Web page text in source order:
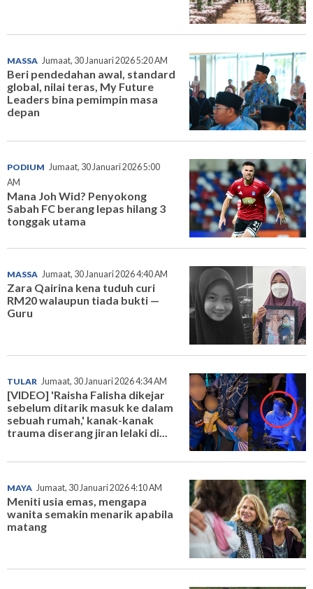
MASSA Jumaat, 30 Januari 2026 5:20 AM
Beri pendedahan awal, standard
global, nilai teras, My Future
Leaders bina pemimpin masa
depan
PODIUM Jumaat, 30 Januari 2026 5:00
AM
Mana Joh Wid? Penyokong
Sabah FC berang lepas hilang 3
tonggak utama
MASSA Jumaat, 30 Januari 2026 4:40 AM
Zara Qairina kena tuduh curi
RM20 walaupun tiada bukti —
Guru
TULAR Jumaat, 30 Januari 2026 4:34 AM
[VIDEO] 'Raisha Falisha dikejar
sebelum ditarik masuk ke dalam
sebuah rumah,' kanak-kanak
trauma diserang jiran lelaki di...
MAYA Jumaat, 30 Januari 2026 4:10 AM
Meniti usia emas, mengapa
wanita semakin menarik apabila
matang